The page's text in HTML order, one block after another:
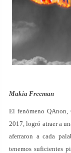
Makia Freeman
El fenómeno QAnon,
2017, logró atraer a
aferraron a cada
tenemos suficientes